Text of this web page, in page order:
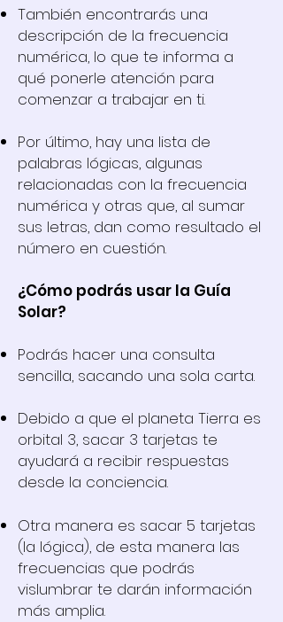
También encontrarás una
descripción de la frecuencia
numérica, lo que te informa a
qué ponerle atención para
comenzar a trabajar en ti.
Por último, hay una lista de
palabras lógicas, algunas
relacionadas con la frecuencia
numérica y otras que, al sumar
sus letras, dan como resultado el
número en cuestión.
¿Cómo podrás usar la Guía
Solar?
Podrás hacer una consulta
sencilla, sacando una sola carta.
Debido a que el planeta Tierra es
orbital 3, sacar 3 tarjetas te
ayudará a recibir respuestas
desde la conciencia.
Otra manera es sacar 5 tarjetas
(la lógica), de esta manera las
frecuencias que podrás
vislumbrar te darán información
más amplia.